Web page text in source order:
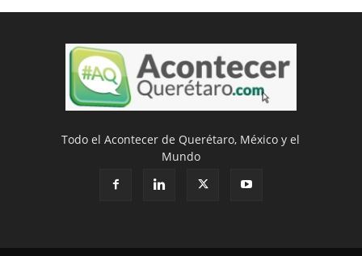
Todo el Acontecer de Querétaro, México y el
Mundo